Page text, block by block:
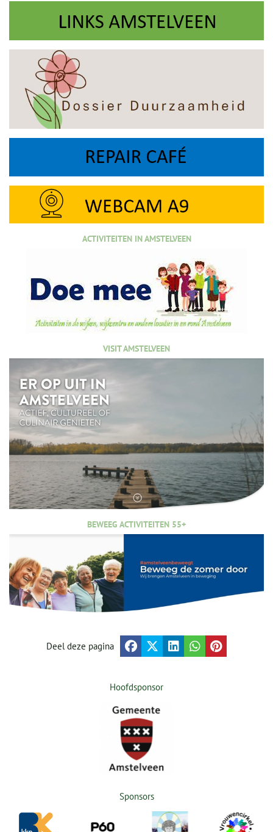
ACTIVITEITEN IN AMSTELVEEN
VISIT AMSTELVEEN
BEWEEG ACTIVITEITEN 55+
Deel deze pagina
Hoofdsponsor
Sponsors